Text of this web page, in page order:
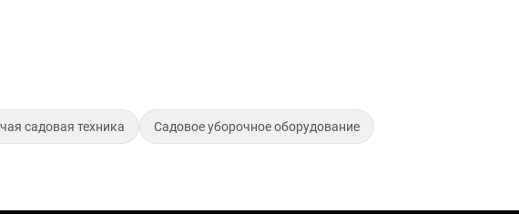
садовая техника Садовое уборочное оборудование